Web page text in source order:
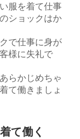
服を着て仕事
ショックはか
で仕事に身が
様に失礼で
らかじめちゃ
て働きましょ
て働く